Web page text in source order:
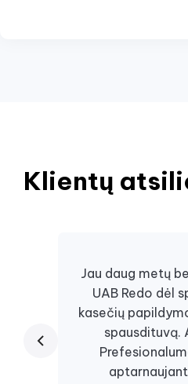
Klientų
Jau daug metų
UAB Redo dėl
kasečių
spausdituvą.